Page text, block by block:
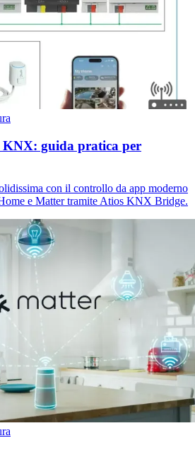
KNX: guida pratica per
con il controllo da app moderno
e Matter tramite Atios KNX Bridge.